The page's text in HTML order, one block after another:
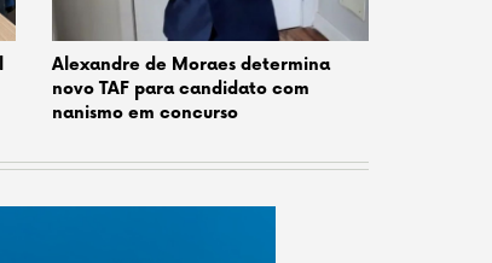
Alexandre de Moraes determina
novo TAF para candidato com
nanismo em concurso